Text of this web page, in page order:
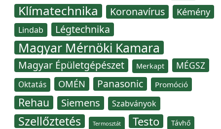
Klímatechnika Koronavírus Kémény
Lindab Légtechnika
Magyar Mérnöki Kamara
Magyar Épületgépészet Merkapt MÉGSZ
Oktatás OMÉN Panasonic Promóció
Rehau Siemens Szabványok
Szellőztetés Termosztát Testo Távhő